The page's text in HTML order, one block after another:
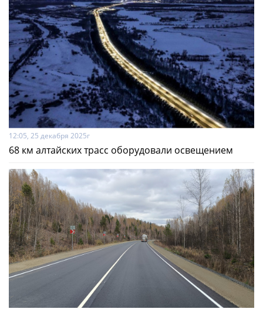
12:05, 25 декабря 2025г
68 км алтайских трасс оборудовали освещением